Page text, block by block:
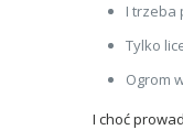
I trzeba
Tylko
Ogrom
I choć